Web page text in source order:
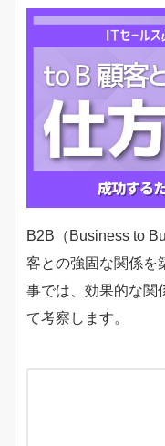
B2B（Business to
客との強固な関係を
事では、効果的な関
て考察します。